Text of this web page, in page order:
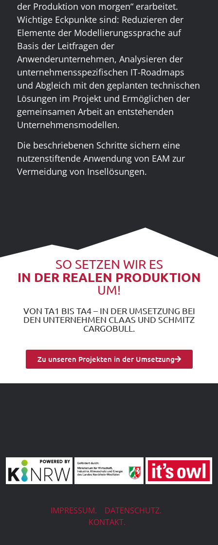
der Produktion von morgen“ erarbeitet.
Wichtige Eckpunkte sind: Reduzieren der
Elemente der Modellierungssprache auf
Basis der Leitfragen der
Anwenderunternehmen, Analysieren der
unternehmensspezifischen IT-Roadmaps
und Abgleich mit den geplanten technischen
Lösungen im Projekt und Ermöglichen der
gemeinsamen Arbeit an entstehenden
Unternehmensmodellen.
Die beschriebenen Schritte sichern eine
nutzenstiftende Anwendung von EAM zur
Vermeidung von Insellösungen.
SO SETZEN WIR ES
IN DER REALEN PRODUKTION
UM!
VON TA1 BIS TA4 – IN DER UMSETZUNG BEI
DEN UNTERNEHMEN CLAAS UND SCHMITZ
CARGOBULL.
Zu unseren Projekten in der Umsetzung
IMPRESSUM.
DATENSCHUTZ.
KONTAKT.